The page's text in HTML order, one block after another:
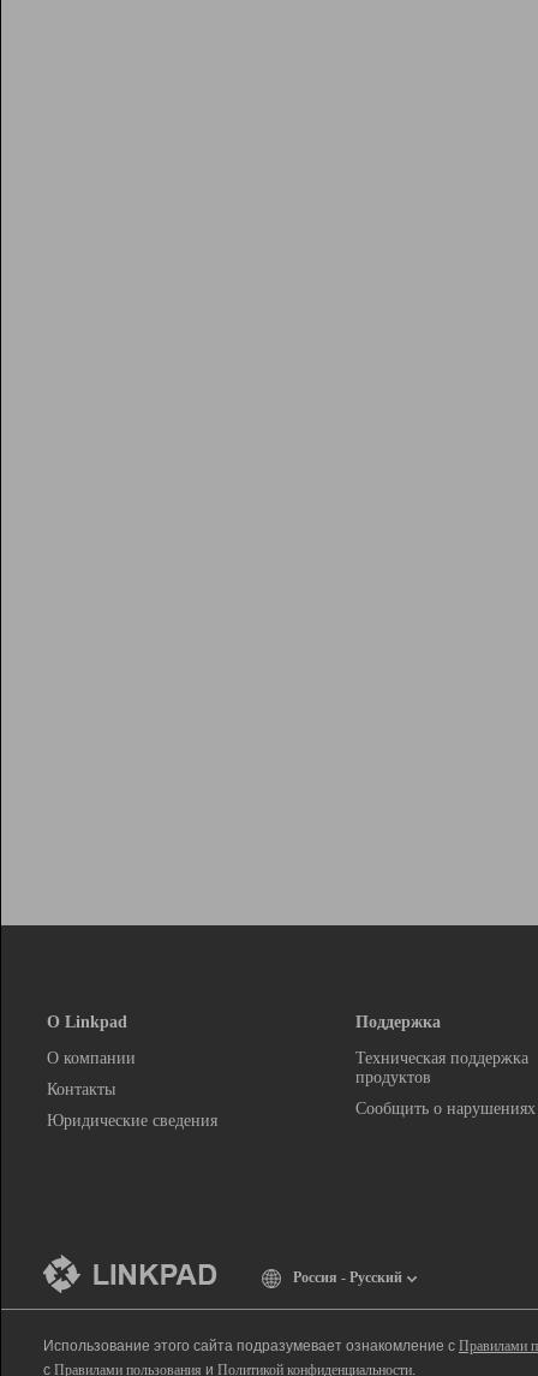
О Linkpad
О компании
Контакты
Юридические сведения
Поддержка
Техническая поддержка
продуктов
Сообщить о нарушениях
Россия - Русский
Использование этого сайта подразумевает ознакомление с Правилами
с Правилами пользования и Политикой конфиденциальности.